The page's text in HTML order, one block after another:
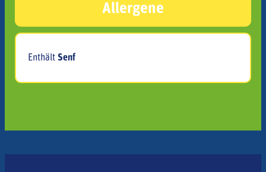
Allergene
Enthält Senf